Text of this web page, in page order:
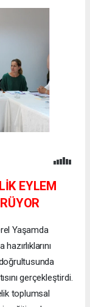
EYLEM
Yaşamda
gerçekleştirdi.
toplumsal